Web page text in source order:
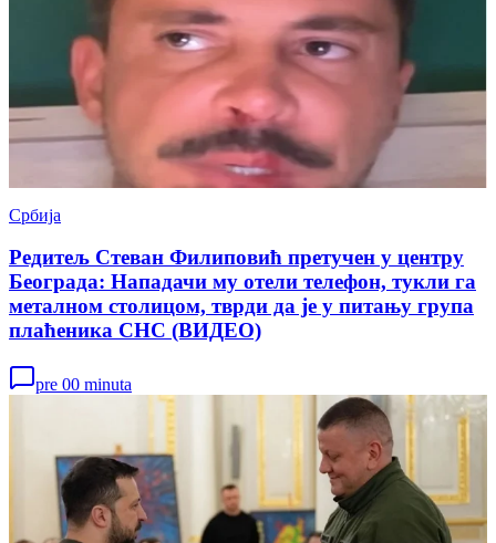
Србија
Редитељ Стеван Филиповић претучен у центру
Београда: Нападачи му отели телефон, тукли га
металном столицом, тврди да је у питању група
плаћеника СНС (ВИДЕО)
pre 00 minuta